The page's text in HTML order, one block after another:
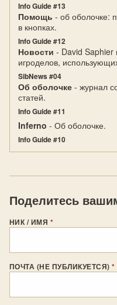
Info Guide #13
Помощь - об оболочке:
в кнопках.
Info Guide #12
Новости - David Saphier
игроделов,
SibNews #04
Об оболочке - журнал
статей.
Info Guide #11
Inferno - Об оболочке.
Info Guide #10
Поделитесь
НИК / ИМЯ *
ПОЧТА (НЕ ПУБЛИКУЕТСЯ)*